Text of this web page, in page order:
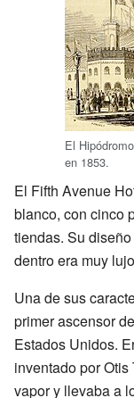
El
en 1853.
El Fifth Avenue
blanco, con cinco
tiendas. Su
dentro era muy
Una de sus
primer ascensor
Estados Unidos.
inventado por
vapor y llevaba a